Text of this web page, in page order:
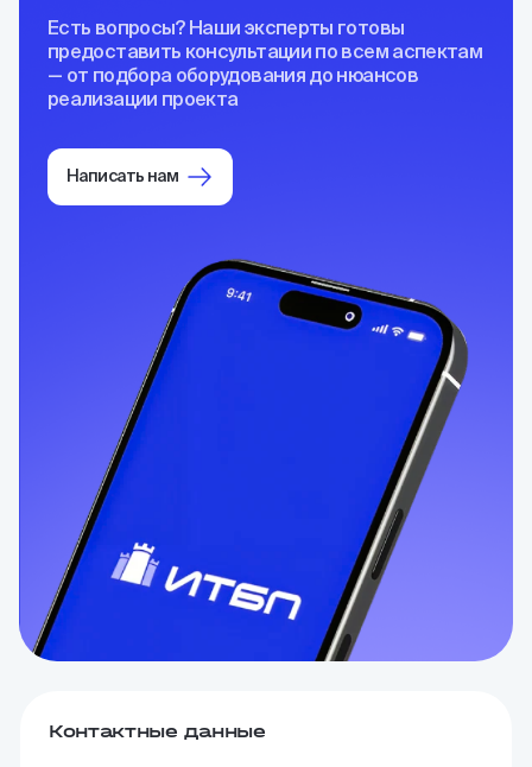
Есть вопросы? Наши эксперты готовы
предоставить консультации по всем аспектам
— от подбора оборудования до нюансов
реализации проекта
Написать нам
Контактные данные